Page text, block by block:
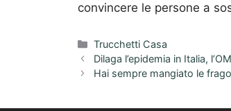
convincere le persone a
Categorie
Trucchetti Casa
Dilaga l’epidemia in Italia,
Hai sempre mangiato le